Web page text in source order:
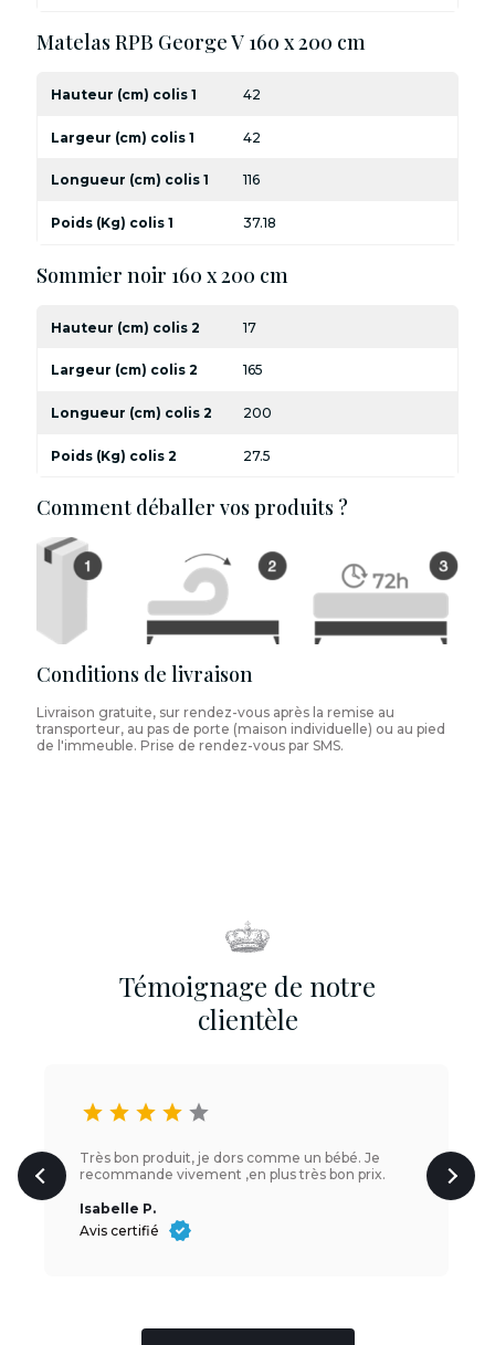
Matelas RPB George V 160 x 200 cm
Hauteur (cm) colis 1 42
Largeur (cm) colis 1 42
Longueur (cm) colis 1 116
Poids (Kg) colis 1 37.18
Sommier noir 160 x 200 cm
Hauteur (cm) colis 2 17
Largeur (cm) colis 2 165
Longueur (cm) colis 2 200
Poids (Kg) colis 2 27.5
Comment déballer vos produits ?
Conditions de livraison
Livraison gratuite, sur rendez-vous après la remise au
transporteur, au pas de porte (maison individuelle) ou au pied
de l'immeuble. Prise de rendez-vous par SMS.
Témoignage de notre
clientèle
star star star star star
Très bon produit, je dors comme un bébé. Je
recommande vivement ,en plus très bon prix.
Isabelle P.
Avis certifié